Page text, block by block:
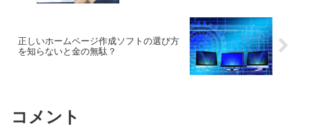
正しいホームページ作成ソフトの選び方
を知らないと金の無駄？
コメント